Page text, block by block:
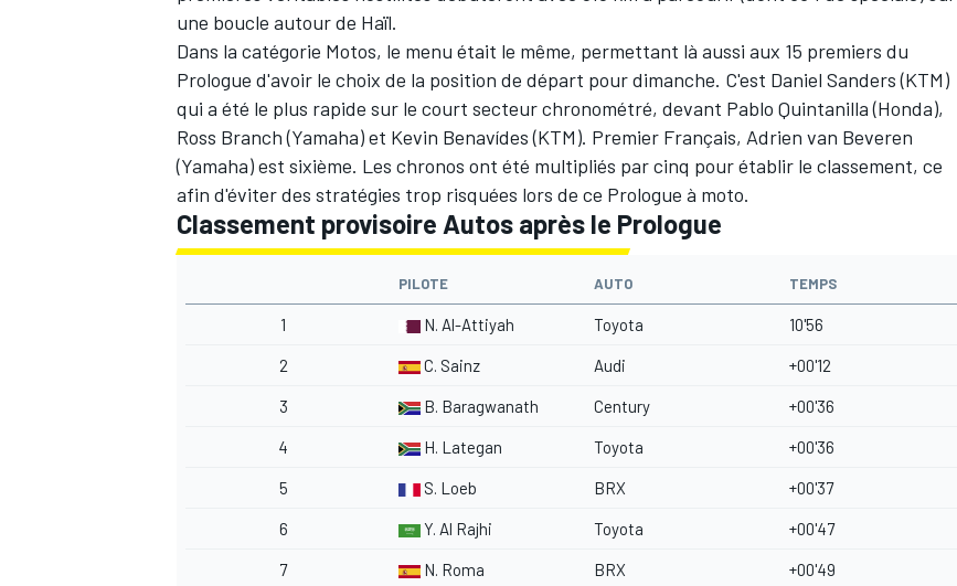
une boucle autour de Haïl.
Dans la catégorie Motos, le menu était le même, permettant là aussi aux 15 premiers du
Prologue d'avoir le choix de la position de départ pour dimanche. C'est Daniel Sanders(KTM)
qui a été le plus rapide sur le court secteur chronométré, devant Pablo Quintanilla(Honda),
Ross Branch(Yamaha) et Kevin Benavídes(KTM). Premier Français, Adrien van Beveren
(Yamaha) est sixième. Les chronos ont été multipliés par cinq pour établir le classement, ce
afin d'éviter des stratégies trop risquées lors de ce Prologue à moto.
Classement provisoire Autos après le Prologue
PILOTE AUTO TEMPS
1 N. Al-Attiyah Toyota 10'56
2 C. Sainz Audi +00'12
3 B. Baragwanath Century +00'36
4 H. Lategan Toyota +00'36
5 S. Loeb BRX +00'37
6 Y. Al Rajhi Toyota +00'47
7 N. Roma BRX +00'49